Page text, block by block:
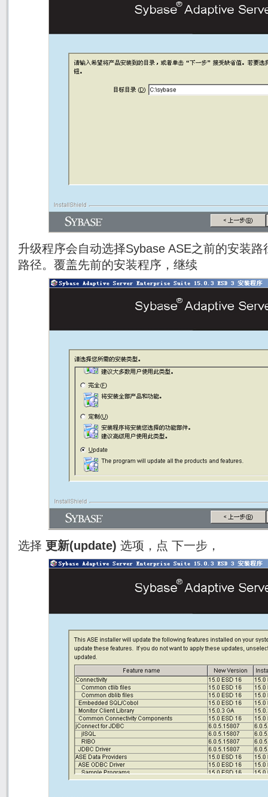
升级程序会自动选择Sybase ASE之前的安装
路径。覆盖先前的安装程序，继续
选择 更新(update) 选项，点 下一步，